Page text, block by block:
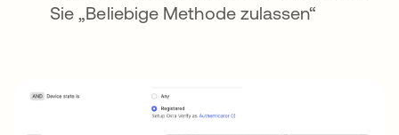
Sie „Beliebige Methode zulassen“